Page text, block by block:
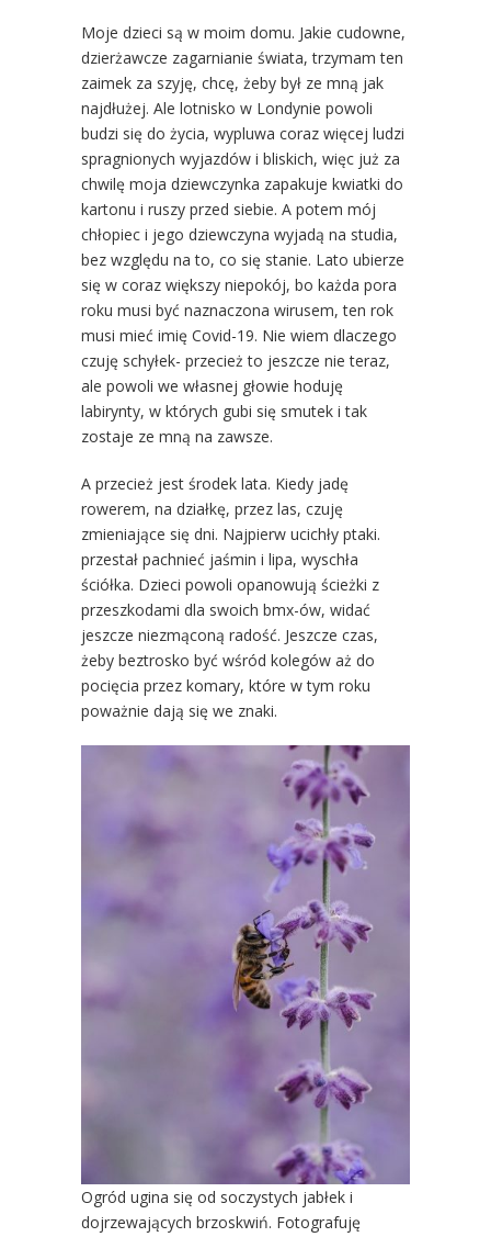
Moje dzieci są w moim domu. Jakie cudowne,
dzierżawcze zagarnianie świata, trzymam ten
zaimek za szyję, chcę, żeby był ze mną jak
najdłużej. Ale lotnisko w Londynie powoli
budzi się do życia, wypluwa coraz więcej ludzi
spragnionych wyjazdów i bliskich, więc już za
chwilę moja dziewczynka zapakuje kwiatki do
kartonu i ruszy przed siebie. A potem mój
chłopiec i jego dziewczyna wyjadą na studia,
bez względu na to, co się stanie. Lato ubierze
się w coraz większy niepokój, bo każda pora
roku musi być naznaczona wirusem, ten rok
musi mieć imię Covid-19. Nie wiem dlaczego
czuję schyłek- przecież to jeszcze nie teraz,
ale powoli we własnej głowie hoduję
labirynty, w których gubi się smutek i tak
zostaje ze mną na zawsze.
A przecież jest środek lata. Kiedy jadę
rowerem, na działkę, przez las, czuję
zmieniające się dni. Najpierw ucichły ptaki.
przestał pachnieć jaśmin i lipa, wyschła
ściółka. Dzieci powoli opanowują ścieżki z
przeszkodami dla swoich bmx-ów, widać
jeszcze niezmąconą radość. Jeszcze czas,
żeby beztrosko być wśród kolegów aż do
pocięcia przez komary, które w tym roku
poważnie dają się we znaki.
Ogród ugina się od soczystych jabłek i
dojrzewających brzoskwiń. Fotografuję